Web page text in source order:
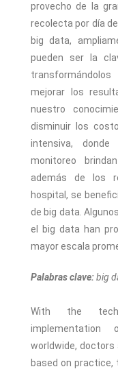
provecho de la
recolecta por día
big data,
pueden ser la
mejorar los
nuestro
disminuir los
intensiva,
monitoreo
además de los
hospital, se
de big data.
el big data han
mayor escala
Palabras clave:big
With the
implementation
worldwide,
based on